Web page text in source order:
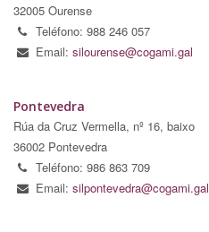
32005 Ourense
Teléfono: 988 246 057
Email: silourense@cogami.gal
Pontevedra
Rúa da Cruz Vermella, nº 16, baixo
36002 Pontevedra
Teléfono: 986 863 709
Email: silpontevedra@cogami.gal